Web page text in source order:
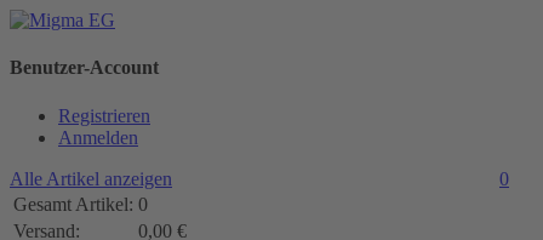
Benutzer-Account
Registrieren
Anmelden
0
Alle Artikel anzeigen
Gesamt Artikel: 0
Versand:
0,00 €